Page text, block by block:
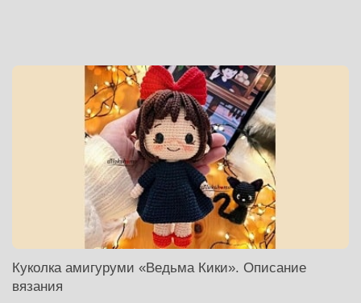
Куколка амигуруми «Ведьма Кики». Описание
вязания